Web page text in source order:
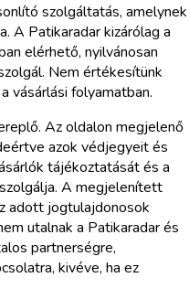
szolgáltatás, amelynek
A Patikaradar kizárólag a
elérhető, nyilvánosan
Nem értékesítünk
vásárlási folyamatban.
Az oldalon megjelenő
azok védjegyeit és
tájékoztatását és a
A megjelenített
adott jogtulajdonosok
utalnak a Patikaradar és
partnerségre,
kivéve, ha ez